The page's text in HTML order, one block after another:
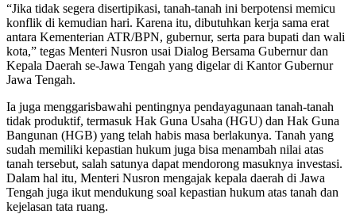
“Jika tidak segera disertipikasi, tanah-tanah ini berpotensi memicu
konflik di kemudian hari. Karena itu, dibutuhkan kerja sama erat
antara Kementerian ATR/BPN, gubernur, serta para bupati dan wali
kota,” tegas Menteri Nusron usai Dialog Bersama Gubernur dan
Kepala Daerah se-Jawa Tengah yang digelar di Kantor Gubernur
Jawa Tengah.
Ia juga menggarisbawahi pentingnya pendayagunaan tanah-tanah
tidak produktif, termasuk Hak Guna Usaha (HGU) dan Hak Guna
Bangunan (HGB) yang telah habis masa berlakunya. Tanah yang
sudah memiliki kepastian hukum juga bisa menambah nilai atas
tanah tersebut, salah satunya dapat mendorong masuknya investasi.
Dalam hal itu, Menteri Nusron mengajak kepala daerah di Jawa
Tengah juga ikut mendukung soal kepastian hukum atas tanah dan
kejelasan tata ruang.